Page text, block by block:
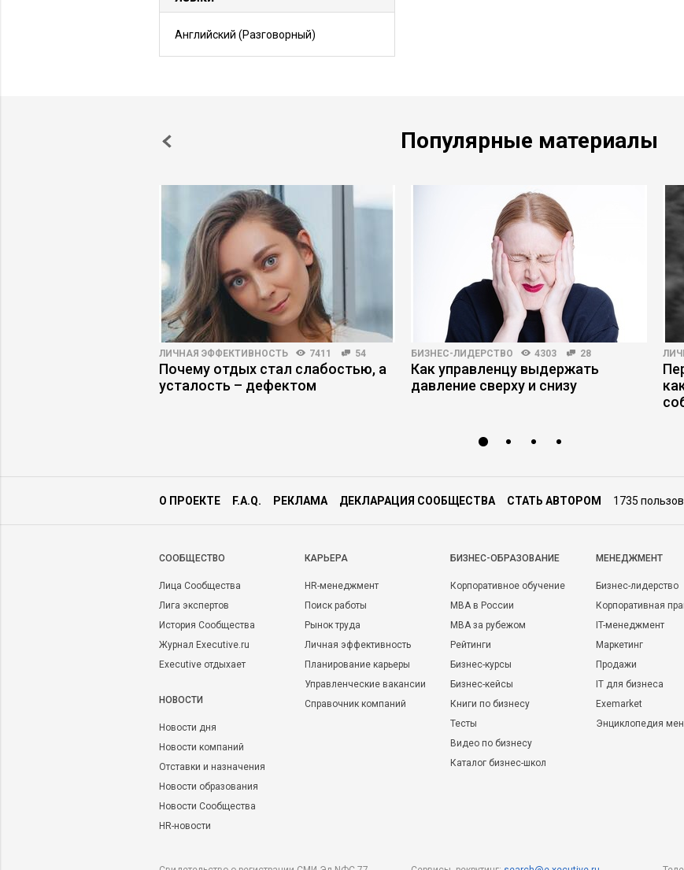
Английский (Разговорный)
Популярные материалы
ЛИЧНАЯ ЭФФЕКТИВНОСТЬ 7411 54
Почему отдых стал слабостью, а
усталость – дефектом
БИЗНЕС-ЛИДЕРСТВО 4303 28
Как управленцу выдержать
давление сверху и снизу
О ПРОЕКТЕ F.A.Q. РЕКЛАМА ДЕКЛАРАЦИЯ СООБЩЕСТВА СТАТЬ АВТОРОМ 1735
CООБЩЕСТВО
Лица Сообщества
Лига экспертов
История Сообщества
Журнал Executive.ru
Executive отдыхает
НОВОСТИ
Новости дня
Новости компаний
Отставки и назначения
Новости образования
Новости Сообщества
HR-новости
КАРЬЕРА
HR-менеджмент
Поиск работы
Рынок труда
Личная эффективность
Планирование карьеры
Управленческие вакансии
Справочник компаний
БИЗНЕС-ОБРАЗОВАНИЕ
Корпоративное обучение
MBA в России
MBA за рубежом
Рейтинги
Бизнес-курсы
Бизнес-кейсы
Книги по бизнесу
Тесты
Видео по бизнесу
Каталог бизнес-школ
МЕНЕДЖМЕНТ
Бизнес-лидерство
Корпоративная
IT-менеджмент
Маркетинг
Продажи
IT для бизнеса
Exemarket
Энциклопедия